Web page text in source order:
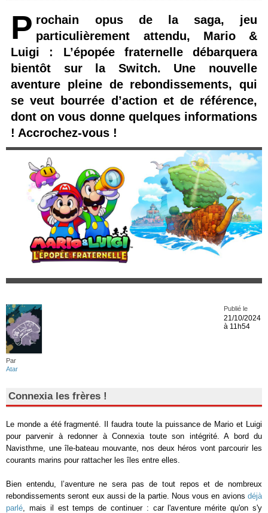
P rochain opus de la saga, jeu
particulièrement attendu, Mario &
Luigi : L’épopée fraternelle débarquera
bientôt sur la Switch. Une nouvelle
aventure pleine de rebondissements, qui
se veut bourrée d’action et de référence,
dont on vous donne quelques informations
! Accrochez-vous !
Par
Atar
Publié le
21/10/2024
à 11h54
Connexia les frères !
Le monde a été fragmenté. Il faudra toute la puissance de Mario et Luigi
pour parvenir à redonner à Connexia toute son intégrité. A bord du
Navisthme, une île-bateau mouvante, nos deux héros vont parcourir les
courants marins pour rattacher les îles entre elles.
Bien entendu, l’aventure ne sera pas de tout repos et de nombreux
rebondissements seront eux aussi de la partie. Nous vous en avions déjà
parlé, mais il est temps de continuer : car l'aventure mérite qu'on s'y